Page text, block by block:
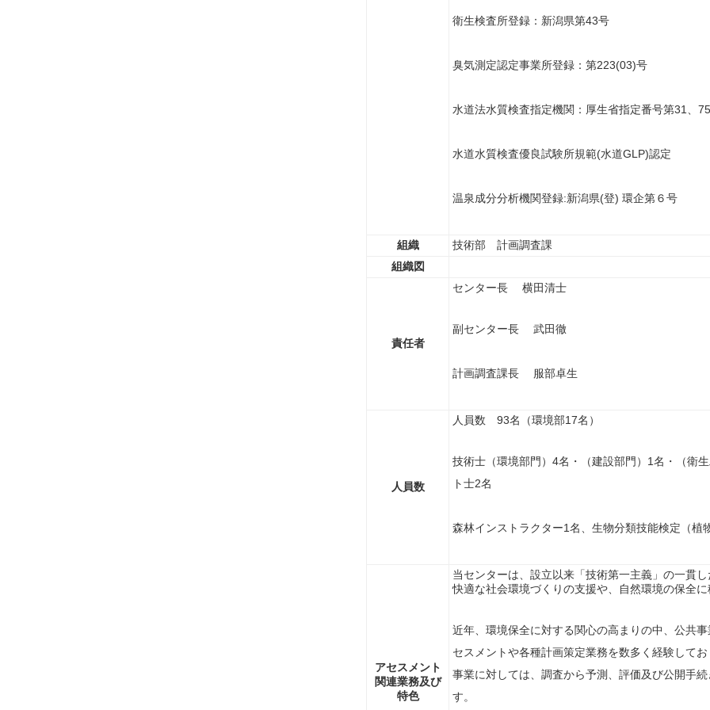
衛生検査所登録：新潟県第43号
臭気測定認定事業所登録：第223(03)号
水道法水質検査指定機関：厚生省指定番号第31、
水道水質検査優良試験所規範(水道GLP)認定
温泉成分分析機関登録:新潟県(登) 環企第６号
組織
技術部 計画調査課
組織図
責任者
センター長 横田清士
副センター長 武田徹
計画調査課長 服部卓生
人員数
人員数 93名（環境部17名）
技術士（環境部門）4名・（建設部門）1名・（衛
ト士2名
森林インストラクター1名、生物分類技能検定（
アセスメント
関連業務及び
特色
当センターは、設立以来「技術第一主義」の一貫
快適な社会環境づくりの支援や、自然環境の保全
近年、環境保全に対する関心の高まりの中、公共
セスメントや各種計画策定業務を数多く経験して
事業に対しては、調査から予測、評価及び公開手
す。